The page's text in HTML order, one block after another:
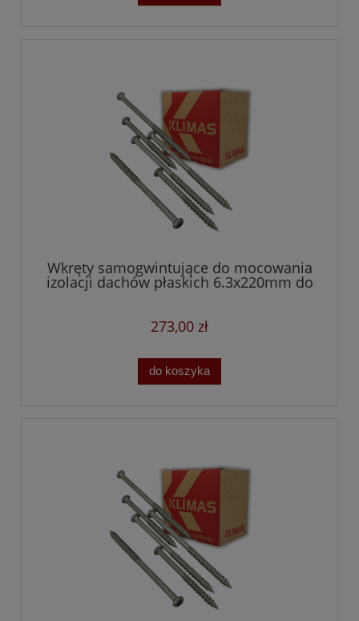
Wkręty samogwintujące do mocowania
izolacji dachów płaskich 6.3x220mm do
betonu i drewna
273,00 zł
do koszyka